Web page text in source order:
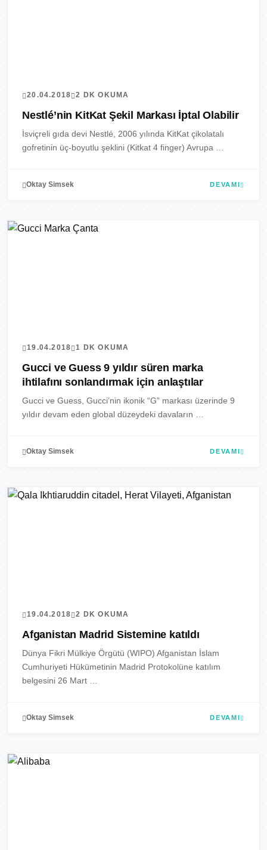
20.04.2018 2 DK OKUMA
Nestlé’nin KitKat Şekil Markası İptal Olabilir
İsviçreli gıda devi Nestlé, 2006 yılında KitKat çikolatalı
gofretinin üç-boyutlu şeklini (Kitkat 4 finger) Avrupa …
Oktay Simsek DEVAMI
19.04.2018 1 DK OKUMA
Gucci ve Guess 9 yıldır süren marka
ihtilafını sonlandırmak için anlaştılar
Gucci ve Guess, Gucci’nin ikonik “G” markası üzerinde 9
yıldır devam eden global düzeydeki davaların …
Oktay Simsek DEVAMI
MARKALAR
19.04.2018 2 DK OKUMA
Afganistan Madrid Sistemine katıldı
Dünya Fikri Mülkiye Örgütü (WIPO) Afganistan İslam
Cumhuriyeti Hükümetinin Madrid Protokolüne katılım
belgesini 26 Mart …
Oktay Simsek DEVAMI